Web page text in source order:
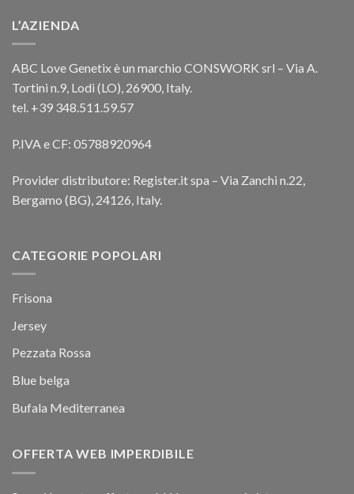
L’AZIENDA
ABC Love Genetix è un marchio CONSWORK srl – Via A.
Tortini n.9, Lodi (LO), 26900, Italy.
tel. +39 348.511.59.57
P.IVA e CF: 05788920964
Provider distributore: Register.it spa – Via Zanchi n.22,
Bergamo (BG), 24126, Italy.
CATEGORIE POPOLARI
Frisona
Jersey
Pezzata Rossa
Blue belga
Bufala Mediterranea
OFFERTA WEB IMPERDIBILE